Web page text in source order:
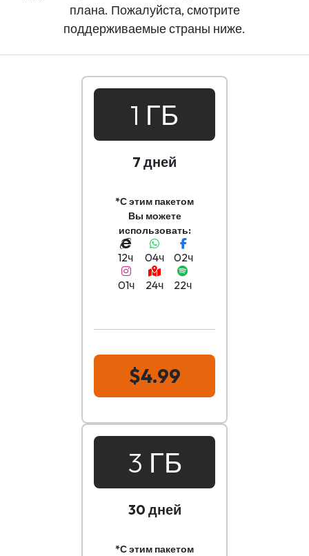
плана. Пожалуйста, смотрите
поддерживаемые страны ниже.
1 ГБ
7 дней
*С этим пакетом
Вы можете
использовать:
12ч 04ч
02ч
01ч
24ч 22ч
$4.99
3 ГБ
30 дней
*С этим пакетом